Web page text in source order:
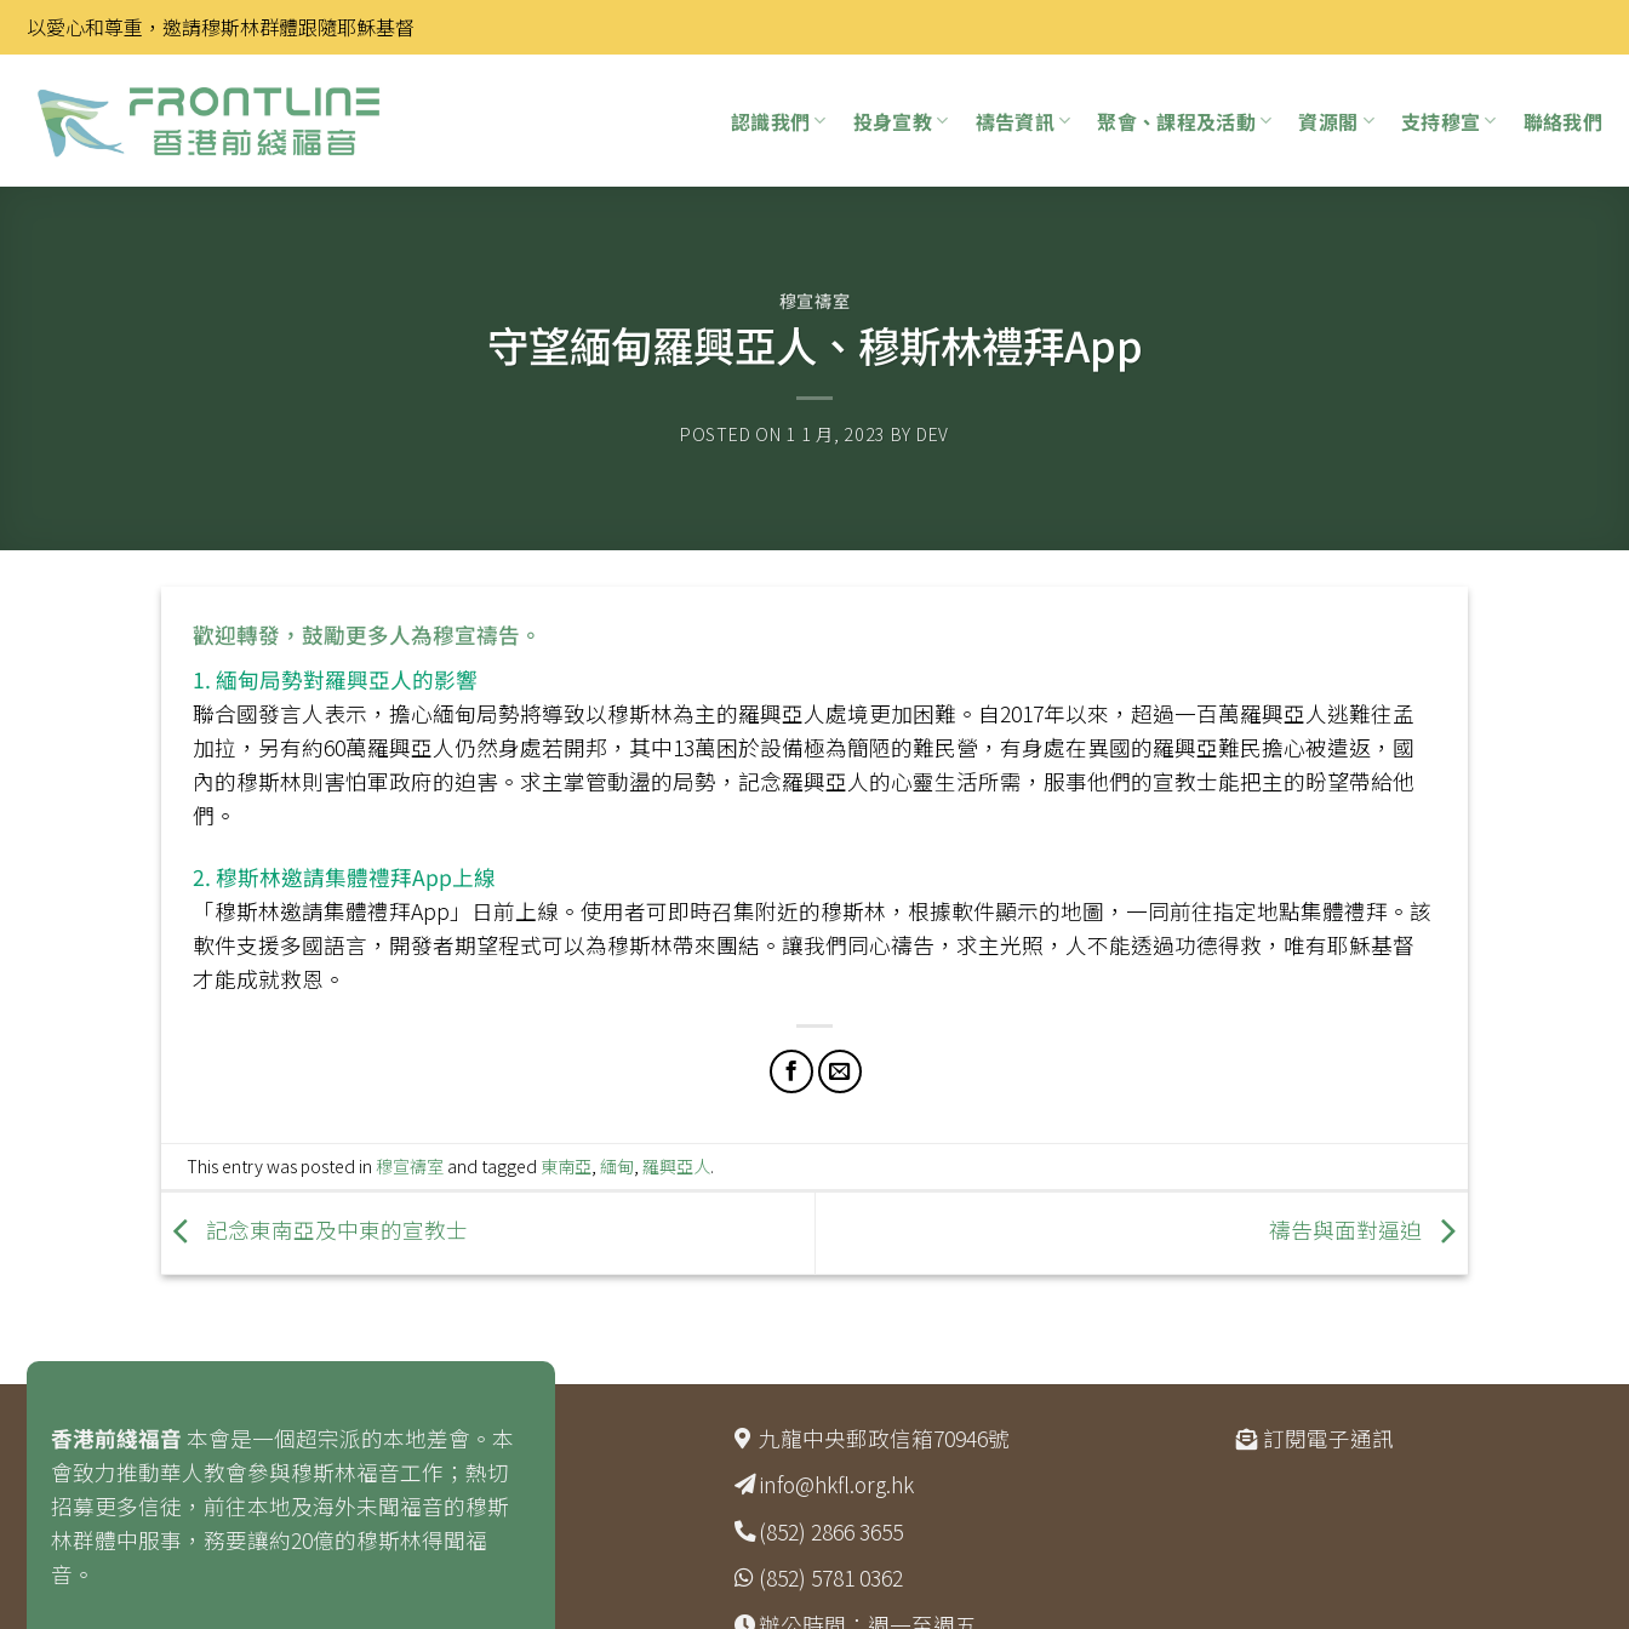
Skip
to
content
以愛心和尊重，邀請穆斯林群體跟隨耶穌基督
認識我們 投身宣教 禱告資訊 聚會、課程及活動 資源閣 支持穆宣 聯絡我們
穆宣禱室
守望緬甸羅興亞人、穆斯林禮拜App
POSTED ON 1 1 月, 2023 BY DEV
歡迎轉發，鼓勵更多人為穆宣禱告。
1. 緬甸局勢對羅興亞人的影響
聯合國發言人表示，擔心緬甸局勢將導致以穆斯林為主的羅興亞人處境更加困難。自2017年以來，超過一百萬羅興亞人逃難往孟
加拉，另有約60萬羅興亞人仍然身處若開邦，其中13萬困於設備極為簡陋的難民營，有身處在異國的羅興亞難民擔心被遣返，國
內的穆斯林則害怕軍政府的迫害。求主掌管動盪的局勢，記念羅興亞人的心靈生活所需，服事他們的宣教士能把主的盼望帶給他
們。
2. 穆斯林邀請集體禮拜App上線
「穆斯林邀請集體禮拜App」日前上線。使用者可即時召集附近的穆斯林，根據軟件顯示的地圖，一同前往指定地點集體禮拜。該
軟件支援多國語言，開發者期望程式可以為穆斯林帶來團結。讓我們同心禱告，求主光照，人不能透過功德得救，唯有耶穌基督
才能成就救恩。
This entry was posted in 穆宣禱室 and tagged 東南亞 緬甸 羅興亞人.
記念東南亞及中東的宣教士 禱告與面對逼迫
香港前綫福音 本會是一個超宗派的本地差會。本
會致力推動華人教會參與穆斯林福音工作；熱切
招募更多信徒，前往本地及海外未聞福音的穆斯
林群體中服事，務要讓約20億的穆斯林得聞福
音。
九龍中央郵政信箱70946號
info@hkfl.org.hk
(852) 2866 3655
(852) 5781 0362
訂閱電子通訊